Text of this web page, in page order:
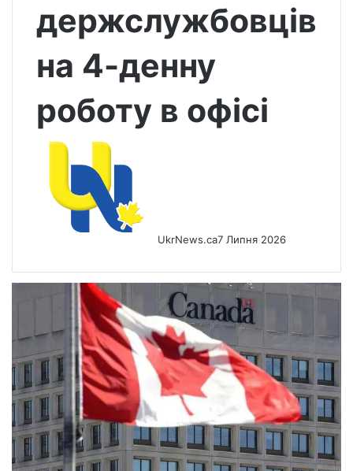
держслужбовців
на 4-денну
роботу в офісі
UkrNews.ca7 Липня 2026